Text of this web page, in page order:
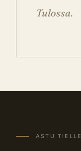
Tulossa.
ASTU TIELLE